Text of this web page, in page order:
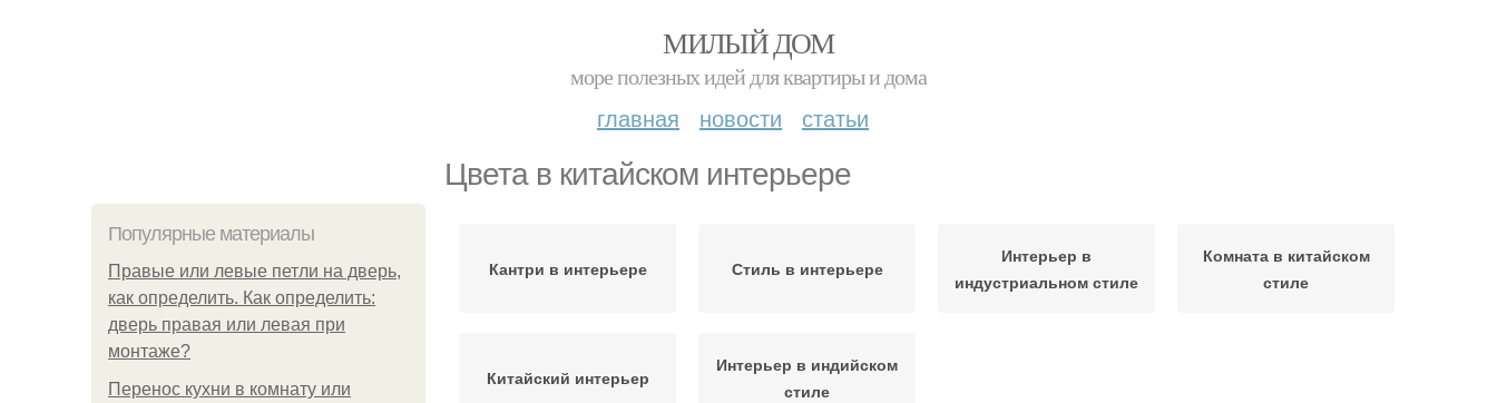
МИЛЫЙ ДОМ
море полезных идей для квартиры и дома
главная новости статьи
Цвета в китайском интерьере
Популярные материалы
Правые или левые петли на дверь,
как определить. Как определить:
дверь правая или левая при
монтаже?
Перенос кухни в комнату или
Кантри в интерьере Стиль в интерьере
Интерьер в
индустриальном стиле
Комната в китайском
стиле
Китайский интерьер
Интерьер в индийском
стиле